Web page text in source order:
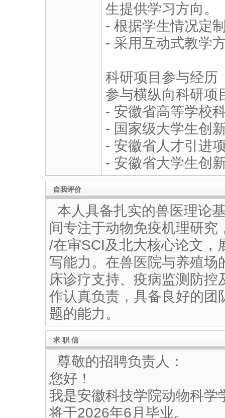
生提供学习方向。
- 根据学生情况定
- 采用互动式教学
科研项目参与经历
参与横纵向科研项
- 安徽省高等学校
- 国家级大学生创
- 安徽省人才引进
- 安徽省大学生创
自我评价
本人具备扎实的兽医理论
间专注于动物免疫机理研究
/在审SCI及北大核心论文，
写能力。在兽医院与养殖场
床诊疗支持、疫病监测防
作认真负责，具备良好的团
题的能力。
求 职 信
尊敬的招聘负责人：
您好！
我是安徽科技学院动物科学
将于2026年6月毕业。